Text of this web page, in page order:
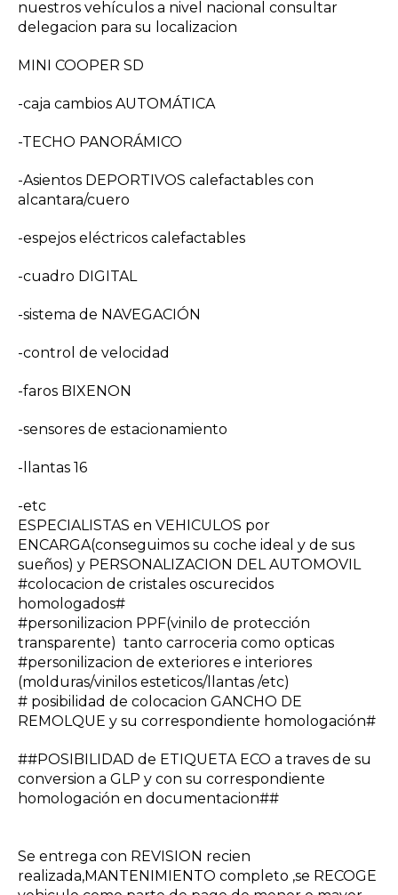
nuestros vehículos a nivel nacional consultar
delegacion para su localizacion
MINI COOPER SD
-caja cambios AUTOMÁTICA
-TECHO PANORÁMICO
-Asientos DEPORTIVOS calefactables con
alcantara/cuero
-espejos eléctricos calefactables
-cuadro DIGITAL
-sistema de NAVEGACIÓN
-control de velocidad
-faros BIXENON
-sensores de estacionamiento
-llantas 16
-etc
ESPECIALISTAS en VEHICULOS por
ENCARGA(conseguimos su coche ideal y de sus
sueños) y PERSONALIZACION DEL AUTOMOVIL
#colocacion de cristales oscurecidos
homologados#
#personilizacion PPF(vinilo de protección
transparente) tanto carroceria como opticas
#personilizacion de exteriores e interiores
(molduras/vinilos esteticos/llantas /etc)
# posibilidad de colocacion GANCHO DE
REMOLQUE y su correspondiente homologación#
##POSIBILIDAD de ETIQUETA ECO a traves de su
conversion a GLP y con su correspondiente
homologación en documentacion##
Se entrega con REVISION recien
realizada,MANTENIMIENTO completo ,se RECOGE